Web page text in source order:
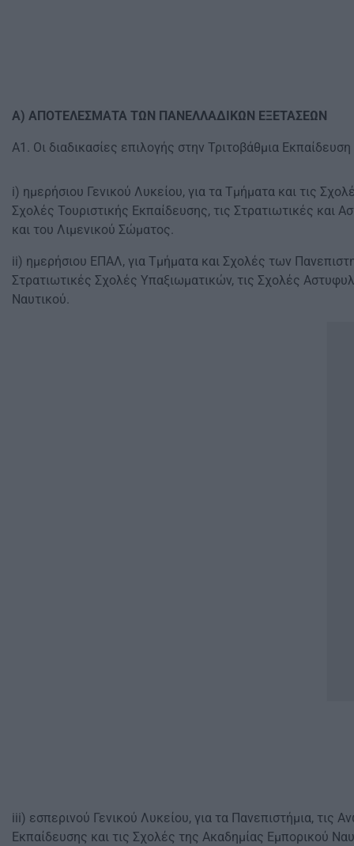
Α) ΑΠΟΤΕΛΕΣΜΑΤΑ ΤΩΝ ΠΑΝΕΛΛΑΔΙΚΩΝ ΕΞΕΤΑΣΕΩΝ
Α1. Οι διαδικασίες επιλογής στην Τριτοβάθμια
i) ημερήσιου Γενικού Λυκείου, για τα Τμήματα και τις
Σχολές Τουριστικής Εκπαίδευσης, τις Στρατιωτικές και
και του Λιμενικού Σώματος.
ii) ημερήσιου ΕΠΑΛ, για Τμήματα και Σχολές των
Στρατιωτικές Σχολές Υπαξιωματικών, τις Σχολές
Ναυτικού.
iii) εσπερινού Γενικού Λυκείου, για τα Πανεπιστήμια, τις
Εκπαίδευσης και τις Σχολές της Ακαδημίας Εμπορικού